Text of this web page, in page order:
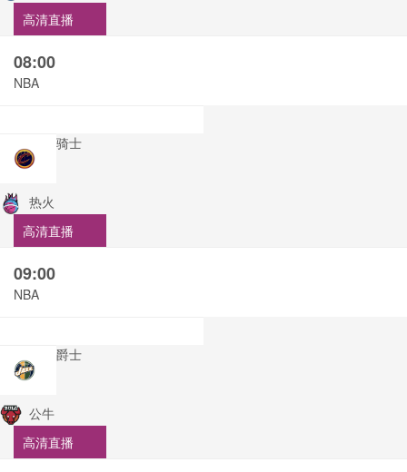
高清直播
08:00
NBA
骑士
热火
高清直播
09:00
NBA
爵士
公牛
高清直播